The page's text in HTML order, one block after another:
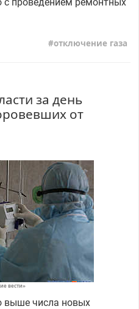
с проведением ремонтных
отключение газа
за день
от
вести»
выше числа новых